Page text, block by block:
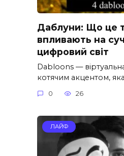
Даблуни: Що це
впливають на
цифровий світ
Dabloons —
котячим акцентом, яка
0 26
ЛАЙФ